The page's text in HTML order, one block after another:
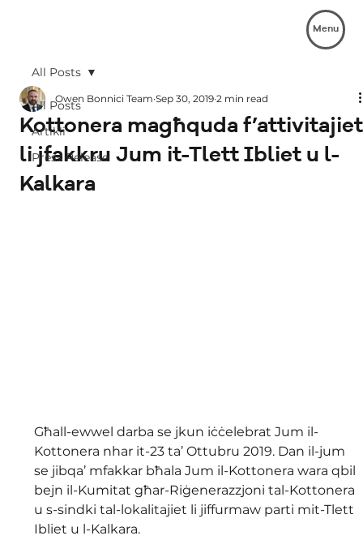
Menu
All Posts
Artikli
Press Release
All Posts
Kottonera magħquda f’attivitajiet
li jfakkru Jum it-Tlett Ibliet u l-
Kalkara
Owen Bonnici Team Sep 30, 2019 2 min read
Għall-ewwel darba se jkun iċċelebrat Jum il-
Kottonera nhar it-23 ta’ Ottubru 2019. Dan il-jum
se jibqa’ mfakkar bħala Jum il-Kottonera wara qbil
bejn il-Kumitat għar-Riġenerazzjoni tal-Kottonera
u s-sindki tal-lokalitajiet li jiffurmaw parti mit-Tlett
Ibliet u l-Kalkara.